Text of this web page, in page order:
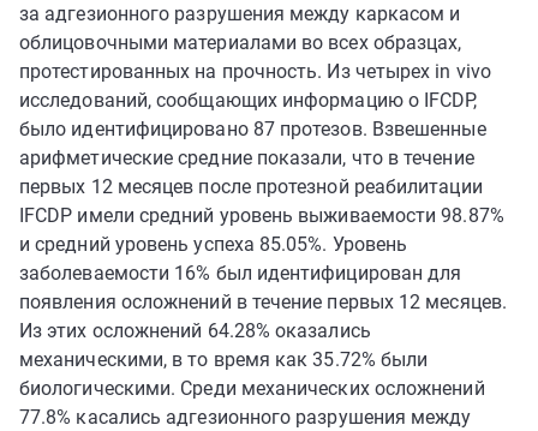
за адгезионного разрушения между каркасом и
облицовочными материалами во всех образцах,
протестированных на прочность. Из четырех in vivo
исследований, сообщающих информацию о IFCDP,
было идентифицировано 87 протезов. Взвешенные
арифметические средние показали, что в течение
первых 12 месяцев после протезной реабилитации
IFCDP имели средний уровень выживаемости 98.87%
и средний уровень успеха 85.05%. Уровень
заболеваемости 16% был идентифицирован для
появления осложнений в течение первых 12 месяцев.
Из этих осложнений 64.28% оказались
механическими, в то время как 35.72% были
биологическими. Среди механических осложнений
77.8% касались адгезионного разрушения между